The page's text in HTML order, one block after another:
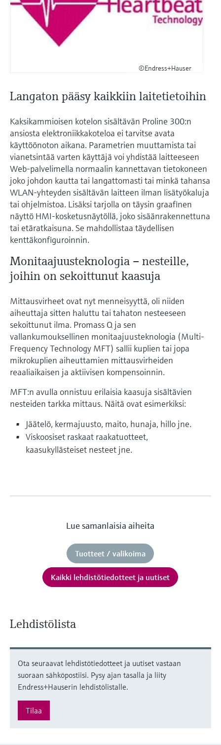
©Endress+Hauser
Langaton pääsy kaikkiin laitetietoihin
Kaksikammioisen kotelon sisältävän Proline 300:n
ansiosta elektroniikkakoteloa ei tarvitse avata
käyttöönoton aikana. Parametrien muuttamista tai
vianetsintää varten käyttäjä voi yhdistää laitteeseen
Web-palvelimella normaalin kannettavan tietokoneen
joko johdon kautta tai langattomasti tai minkä tahansa
WLAN-yhteyden sisältävän laitteen ilman lisätyökaluja
tai ohjelmistoa. Lisäksi tarjolla on täysin graafinen
näyttö HMI-kosketusnäytöllä, joko sisäänrakennettuna
tai etäratkaisuna. Se mahdollistaa täydellisen
kenttäkonfiguroinnin.
Monitaajuusteknologia – nesteille,
joihin on sekoittunut kaasuja
Mittausvirheet ovat nyt menneisyyttä, oli niiden
aiheuttaja sitten haluttu tai tahaton nesteeseen
sekoittunut ilma. Promass Q ja sen
vallankumouksellinen monitaajuusteknologia (Multi-
Frequency Technology MFT) sallii kuplien tai jopa
mikrokuplien aiheuttamien mittausvirheiden
reaaliaikaisen ja aktiivisen kompensoinnin.
MFT:n avulla onnistuu erilaisia kaasuja sisältävien
nesteiden tarkka mittaus. Näitä ovat esimerkiksi:
Jäätelö, kermajuusto, maito, hunaja, hillo jne.
Viskoosiset raskaat raakatuotteet,
kaasukyllästeiset nesteet jne.
Lue samanlaisia aiheita
Tuotteet / valikoima
Kaikki lehdistötiedotteet ja uutiset
Lehdistölista
Ota seuraavat lehdistötiedotteet ja uutiset vastaan
suoraan sähköpostiisi. Pysy ajan tasalla ja liity
Endress+Hauserin lehdistölistalle.
Tilaa